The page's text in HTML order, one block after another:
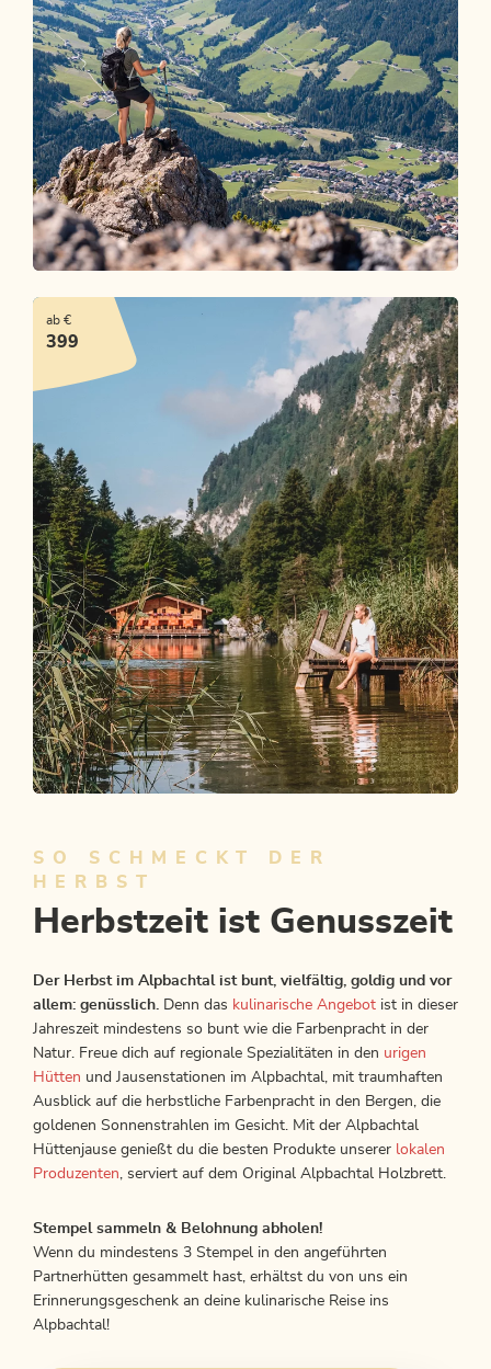
ANGEBOT ANSEHEN
ANGEBOT ANSEHEN
ab €
399
SO SCHMECKT DER
HERBST
Herbstzeit ist Genusszeit
Der Herbst im Alpbachtal ist bunt, vielfältig, goldig und vor
allem: genüsslich.
Denn das kulinarische Angebot ist in dieser
Jahreszeit mindestens so bunt wie die Farbenpracht in der
Natur. Freue dich auf regionale Spezialitäten in den urigen
Hütten und Jausenstationen im Alpbachtal, mit traumhaften
Ausblick auf die herbstliche Farbenpracht in den Bergen, die
goldenen Sonnenstrahlen im Gesicht. Mit der Alpbachtal
Hüttenjause genießt du die besten Produkte unserer lokalen
Produzenten , serviert auf dem Original Alpbachtal Holzbrett.
Stempel sammeln & Belohnung abholen!
Wenn du mindestens 3 Stempel in den angeführten
Partnerhütten gesammelt hast, erhältst du von uns ein
Erinnerungsgeschenk an deine kulinarische Reise ins
Alpbachtal!